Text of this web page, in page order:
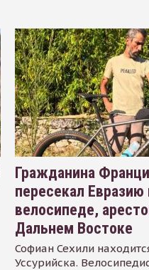
Гражданина
пересекал Евразию
велосипеде,
Дальнем Востоке
Софиан Сехили
Уссурийска.